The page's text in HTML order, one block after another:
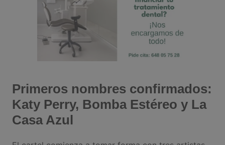
Primeros nombres confirmados:
Katy Perry, Bomba Estéreo y La
Casa Azul